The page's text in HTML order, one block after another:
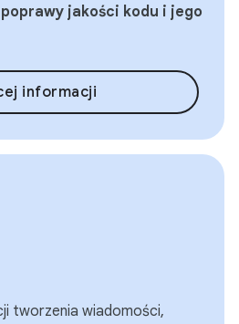
jakości kodu i jego
informacji
tworzenia wiadomości,